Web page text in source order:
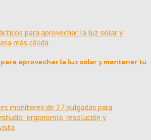
aprovechar la luz solar y mantener tu